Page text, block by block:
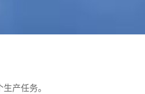
产任务。